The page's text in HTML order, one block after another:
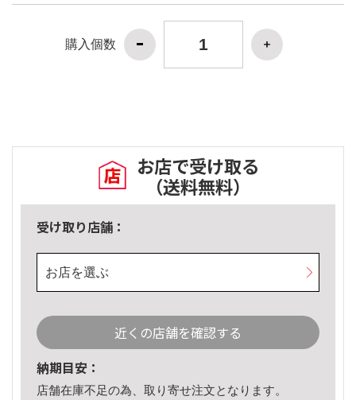
購入個数
お店で受け取る
（送料無料）
受け取り店舗：
お店を選ぶ
近くの店舗を確認する
納期目安：
店舗在庫不足の為、取り寄せ注文となります。